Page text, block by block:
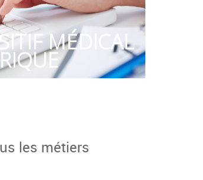
MÉDICAL
les métiers